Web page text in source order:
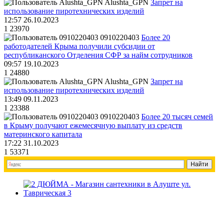
Alushta_GPN Запрет на
использование пиротехнических изделий
12:57 26.10.2023
1 23970
0910220403 Более 20
работодателей Крыма получили субсидии от
республиканского Отделения СФР за найм сотрудников
09:57 19.10.2023
1 24880
Alushta_GPN Запрет на
использование пиротехнических изделий
13:49 09.11.2023
1 23388
0910220403 Более 20 тысяч семей
в Крыму получают ежемесячную выплату из средств
материнского капитала
17:22 31.10.2023
1 53371